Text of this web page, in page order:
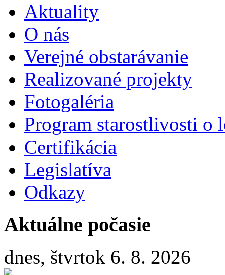
Aktuality
O nás
Verejné obstarávanie
Realizované projekty
Fotogaléria
Program starostlivosti o
Certifikácia
Legislatíva
Odkazy
Aktuálne počasie
dnes, štvrtok 6. 8. 2026